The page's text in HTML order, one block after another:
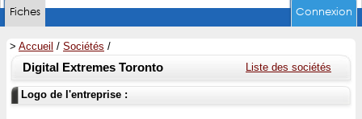
Fiches
Connexion
> Accueil / Sociétés /
Liste des sociétés
Digital Extremes Toronto
Logo de l'entreprise :